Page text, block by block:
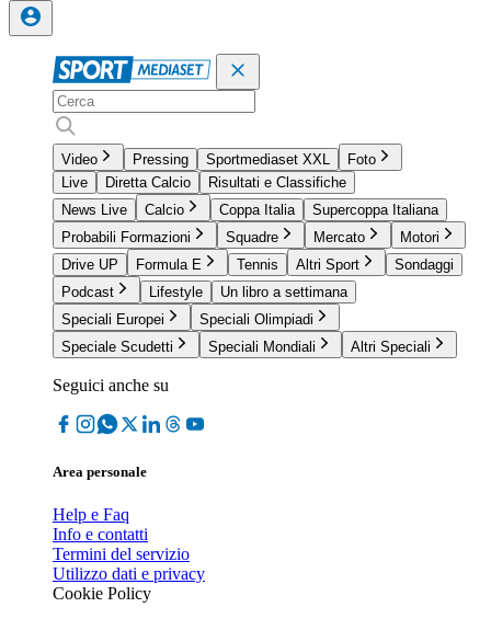
Video Pressing Sportmediaset XXL
Foto
Live
Diretta Calcio
Risultati e Classifiche
News Live
Calcio Coppa Italia
Supercoppa Italiana
Probabili Formazioni
Squadre Mercato
Motori
Drive UP
Formula E Tennis Altri Sport
Sondaggi
Podcast
Lifestyle
Un libro a settimana
Speciali Europei
Speciali Olimpiadi
Speciale Scudetti
Speciali Mondiali Altri Speciali
Seguici anche su
Area personale
Help e Faq
Info e contatti
Termini del servizio
Utilizzo dati e privacy
Cookie Policy